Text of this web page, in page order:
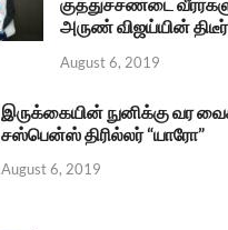
அருண் விஜய்யின் திடீர்
August 6, 2019
இருக்கையின் நுனிக்கு வர
சஸ்பென்ஸ் திரில்லர் “யாரோ”
August 6, 2019